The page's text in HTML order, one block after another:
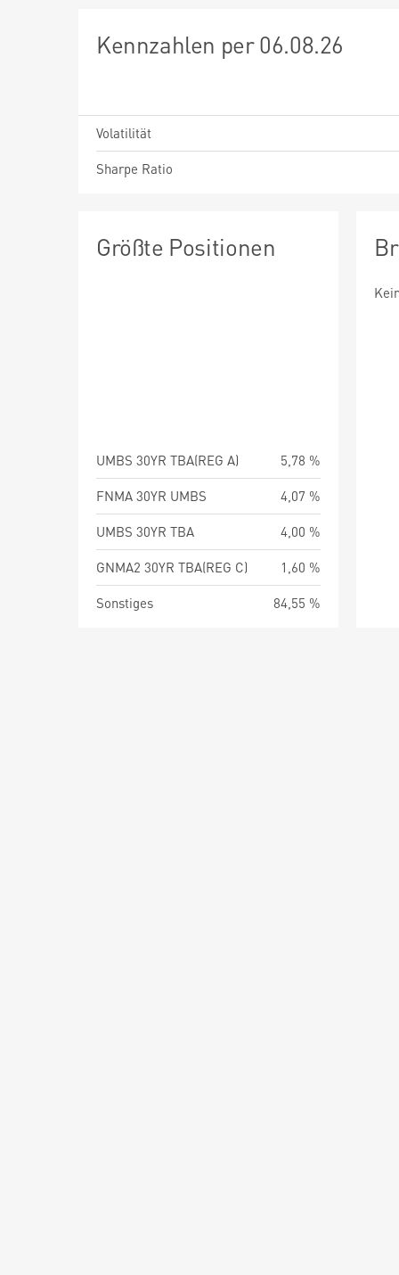
Kennzahlen per 06.08.26
Volatilität
Sharpe Ratio
Größte Positionen
UMBS 30YR TBA(REG A)
5,78 %
FNMA 30YR UMBS
4,07 %
UMBS 30YR TBA
4,00 %
GNMA2 30YR TBA(REG C)
1,60 %
Sonstiges
84,55 %